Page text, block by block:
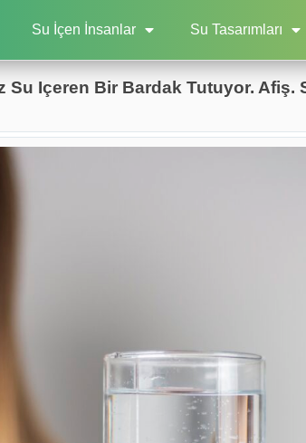
Su İçen İnsanlar Su Tasarımları
Içeren Bir Bardak Tutuyor. Afiş.